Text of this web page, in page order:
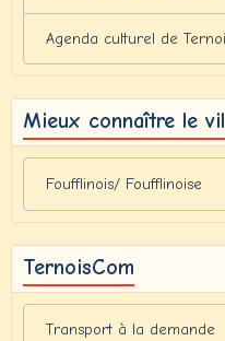
Agenda culturel de
Mieux connaître le
Foufflinois/ Foufflinoise
TernoisCom
Transport à la demande